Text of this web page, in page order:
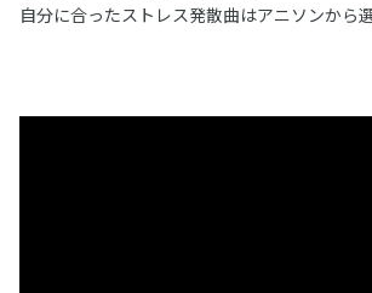
自分に合ったストレス発散曲はアニソンから